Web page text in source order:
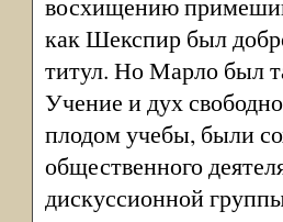
как Шекспир был
титул. Но Марло был
Учение и дух
плодом учебы, были
общественного
дискуссионной